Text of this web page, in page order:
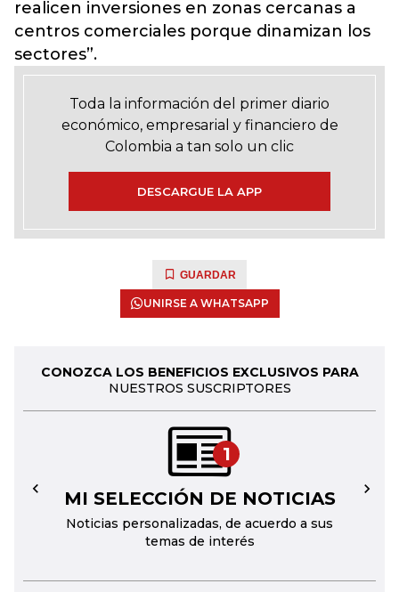
realicen inversiones en zonas cercanas a
centros comerciales porque dinamizan los
sectores”.
Toda la información del primer diario
económico, empresarial y financiero de
Colombia a tan solo un clic
DESCARGUE LA APP
GUARDAR
UNIRSE A WHATSAPP
CONOZCA LOS BENEFICIOS EXCLUSIVOS PARA
NUESTROS SUSCRIPTORES
1
MI SELECCIÓN DE NOTICIAS
Noticias personalizadas, de acuerdo a sus
temas de interés
← →